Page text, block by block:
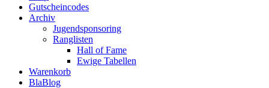
Gutscheincodes
Archiv
Jugendsponsoring
Ranglisten
Hall of Fame
Ewige Tabellen
Warenkorb
BlaBlog